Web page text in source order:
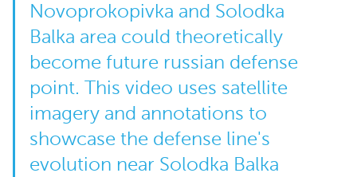
Novoprokopivka and Solodka
Balka area could theoretically
become future russian defense
point. This video uses satellite
imagery and annotations to
showcase the defense line's
evolution near Solodka Balka